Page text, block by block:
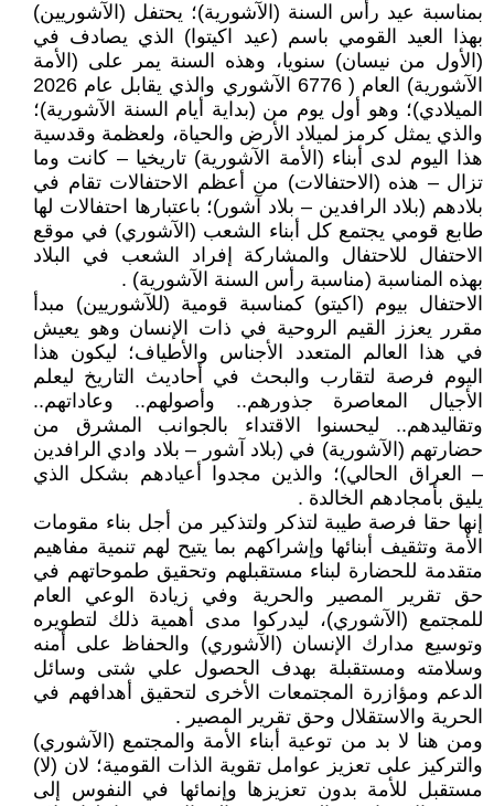
بمناسبة عيد رأس السنة (الآشورية)؛ يحتفل (الآشوريين)
بهذا العيد القومي باسم (عيد اكيتوا) الذي يصادف في
(الأول من نيسان) سنويا، وهذه السنة يمر على (الأمة
الآشورية) العام ( 6776 الآشوري والذي يقابل عام 2026
الميلادي)؛ وهو أول يوم من (بداية أيام السنة الآشورية)؛
والذي يمثل كرمز لميلاد الأرض والحياة، ولعظمة وقدسية
هذا اليوم لدى أبناء (الأمة الآشورية) تاريخيا – كانت وما
تزال – هذه (الاحتفالات) من أعظم الاحتفالات تقام في
بلادهم (بلاد الرافدين – بلاد آشور)؛ باعتبارها احتفالات لها
طابع قومي يجتمع كل أبناء الشعب (الآشوري) في موقع
الاحتفال للاحتفال والمشاركة إفراد الشعب في البلاد
بهذه المناسبة (مناسبة رأس السنة الآشورية) .
الاحتفال بيوم (اكيتو) كمناسبة قومية (للآشوريين) مبدأ
مقرر يعزز القيم الروحية في ذات الإنسان وهو يعيش
في هذا العالم المتعدد الأجناس والأطياف؛ ليكون هذا
اليوم فرصة لتقارب والبحث في أحاديث التاريخ ليعلم
الأجيال المعاصرة جذورهم.. وأصولهم.. وعاداتهم..
وتقاليدهم.. ليحسنوا الاقتداء بالجوانب المشرق من
حضارتهم (الآشورية) في (بلاد آشور – بلاد وادي الرافدين
– العراق الحالي)؛ والذين مجدوا أعيادهم بشكل الذي
يليق بأمجادهم الخالدة .
إنها حقا فرصة طيبة لتذكر ولتذكير من أجل بناء مقومات
الأمة وتثقيف أبنائها وإشراكهم بما يتيح لهم تنمية مفاهيم
متقدمة للحضارة لبناء مستقبلهم وتحقيق طموحاتهم في
حق تقرير المصير والحرية وفي زيادة الوعي العام
للمجتمع (الآشوري)، ليدركوا مدى أهمية ذلك لتطويره
وتوسيع مدارك الإنسان (الآشوري) والحفاظ على أمنه
وسلامته ومستقبلة بهدف الحصول علي شتى وسائل
الدعم ومؤازرة المجتمعات الأخرى لتحقيق أهدافهم في
الحرية والاستقلال وحق تقرير المصير .
ومن هنا لا بد من توعية أبناء الأمة والمجتمع (الآشوري)
والتركيز على تعزيز عوامل تقوية الذات القومية؛ لان (لا)
مستقبل للأمة بدون تعزيزها وإنمائها في النفوس إلى